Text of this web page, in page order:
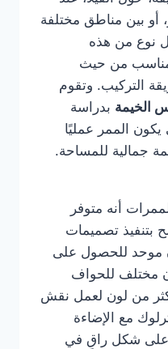
أو بين مناطق مختلفة
نوع من هذه
مناسب من حيث
التركيب. وتقوم
الخيمة بدراسة
يكون الممر عمليًا
جمالية للمساحة.
أنه متوفر
بتنفيذ تصميمات
موحد للحصول على
مختلف للحواف
من لون لعمل نقش
مع الإضاءة
على شكل راقٍ في